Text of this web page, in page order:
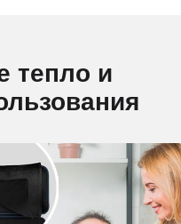
тепло и